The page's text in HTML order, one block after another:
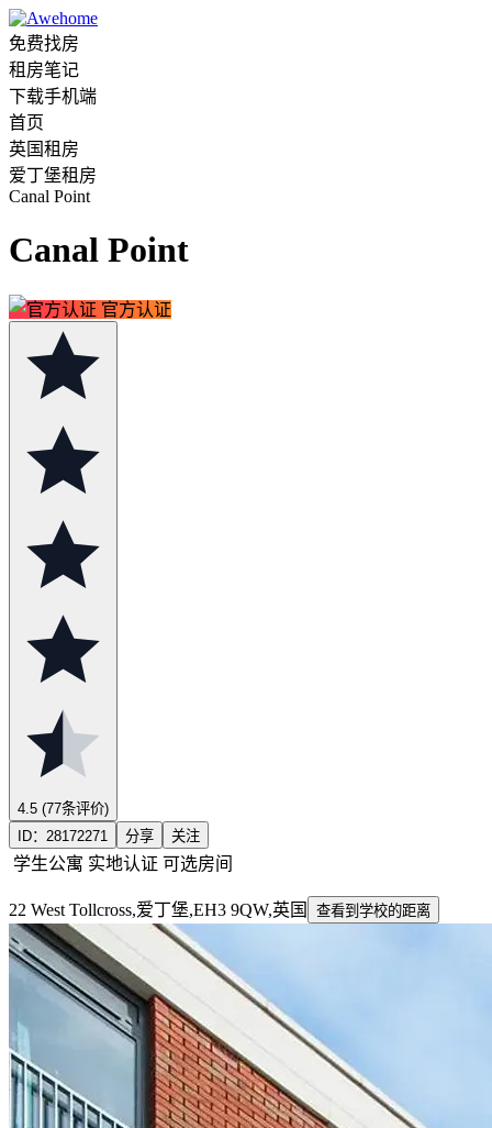
免费找房
租房笔记
下载手机端
首页
英国租房
爱丁堡租房
Canal Point
Canal Point
官方认证
4.5 (77条评价)
ID： 28172271 分享 关注
学生公寓 实地认证 可选房间
22 West Tollcross,爱丁堡,EH3 9QW,英国 查看到学校的距离